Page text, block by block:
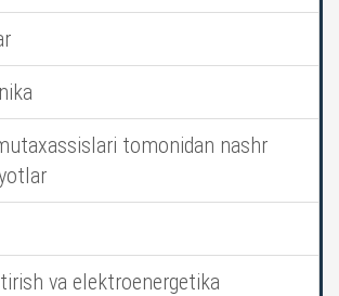
tomonidan nashr
va elektroenergetika